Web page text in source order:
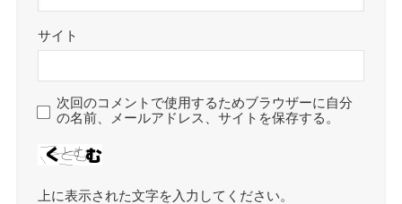
サイト
次回のコメントで使用するためブラウザーに自分
の名前、メールアドレス、サイトを保存する。
上に表示された文字を入力してください。